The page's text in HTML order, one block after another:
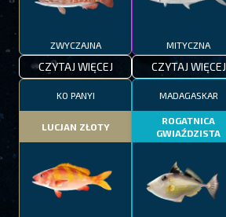
ZWYCZAJNA
CZYTAJ WIĘCEJ
MITYCZNA
CZYTAJ WIĘCEJ
KO PANYI
LUCJAN ZŁOTY
MADAGASKAR
ROGATNICA
GWIAŹDZISTA